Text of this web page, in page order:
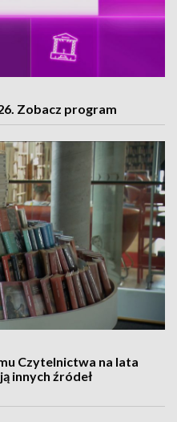
Zobacz program
Czytelnictwa na lata
innych źródeł